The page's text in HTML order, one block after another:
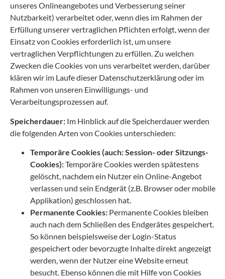
unseres Onlineangebotes und Verbesserung seiner
Nutzbarkeit) verarbeitet oder, wenn dies im Rahmen der
Erfüllung unserer vertraglichen Pflichten erfolgt, wenn der
Einsatz von Cookies erforderlich ist, um unsere
vertraglichen Verpflichtungen zu erfüllen. Zu welchen
Zwecken die Cookies von uns verarbeitet werden, darüber
klären wir im Laufe dieser Datenschutzerklärung oder im
Rahmen von unseren Einwilligungs- und
Verarbeitungsprozessen auf.
Speicherdauer: Im Hinblick auf die Speicherdauer werden
die folgenden Arten von Cookies unterschieden:
Temporäre Cookies (auch: Session- oder Sitzungs-
Cookies):Temporäre Cookies werden spätestens
gelöscht, nachdem ein Nutzer ein Online-Angebot
verlassen und sein Endgerät (z.B. Browser oder mobile
Applikation) geschlossen hat.
Permanente Cookies: Permanente Cookies bleiben
auch nach dem Schließen des Endgerätes gespeichert.
So können beispielsweise der Login-Status
gespeichert oder bevorzugte Inhalte direkt angezeigt
werden, wenn der Nutzer eine Website erneut
besucht. Ebenso können die mit Hilfe von Cookies